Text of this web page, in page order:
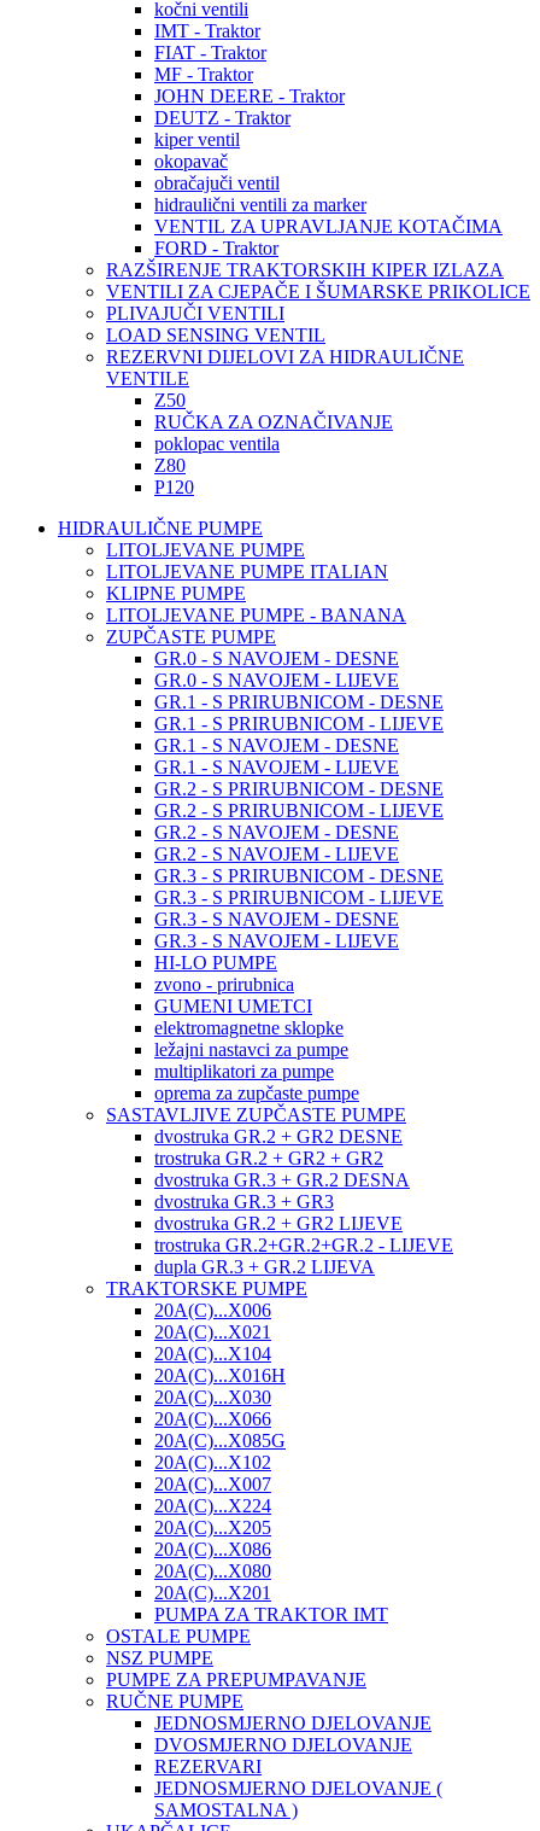
kočni ventili
IMT - Traktor
FIAT - Traktor
MF - Traktor
JOHN DEERE - Traktor
DEUTZ - Traktor
kiper ventil
okopavač
obračajuči ventil
hidraulični ventili za marker
VENTIL ZA UPRAVLJANJE KOTAČIMA
FORD - Traktor
RAZŠIRENJE TRAKTORSKIH KIPER IZLAZA
VENTILI ZA CJEPAČE I ŠUMARSKE PRIKOLICE
PLIVAJUČI VENTILI
LOAD SENSING VENTIL
REZERVNI DIJELOVI ZA HIDRAULIČNE
VENTILE
Z50
RUČKA ZA OZNAČIVANJE
poklopac ventila
Z80
P120
HIDRAULIČNE PUMPE
LITOLJEVANE PUMPE
LITOLJEVANE PUMPE ITALIAN
KLIPNE PUMPE
LITOLJEVANE PUMPE - BANANA
ZUPČASTE PUMPE
GR.0 - S NAVOJEM - DESNE
GR.0 - S NAVOJEM - LIJEVE
GR.1 - S PRIRUBNICOM - DESNE
GR.1 - S PRIRUBNICOM - LIJEVE
GR.1 - S NAVOJEM - DESNE
GR.1 - S NAVOJEM - LIJEVE
GR.2 - S PRIRUBNICOM - DESNE
GR.2 - S PRIRUBNICOM - LIJEVE
GR.2 - S NAVOJEM - DESNE
GR.2 - S NAVOJEM - LIJEVE
GR.3 - S PRIRUBNICOM - DESNE
GR.3 - S PRIRUBNICOM - LIJEVE
GR.3 - S NAVOJEM - DESNE
GR.3 - S NAVOJEM - LIJEVE
HI-LO PUMPE
zvono - prirubnica
GUMENI UMETCI
elektromagnetne sklopke
ležajni nastavci za pumpe
multiplikatori za pumpe
oprema za zupčaste pumpe
SASTAVLJIVE ZUPČASTE PUMPE
dvostruka GR.2 + GR2 DESNE
trostruka GR.2 + GR2 + GR2
dvostruka GR.3 + GR.2 DESNA
dvostruka GR.3 + GR3
dvostruka GR.2 + GR2 LIJEVE
trostruka GR.2+GR.2+GR.2 - LIJEVE
dupla GR.3 + GR.2 LIJEVA
TRAKTORSKE PUMPE
20A(C)...X006
20A(C)...X021
20A(C)...X104
20A(C)...X016H
20A(C)...X030
20A(C)...X066
20A(C)...X085G
20A(C)...X102
20A(C)...X007
20A(C)...X224
20A(C)...X205
20A(C)...X086
20A(C)...X080
20A(C)...X201
PUMPA ZA TRAKTOR IMT
OSTALE PUMPE
NSZ PUMPE
PUMPE ZA PREPUMPAVANJE
RUČNE PUMPE
JEDNOSMJERNO DJELOVANJE
DVOSMJERNO DJELOVANJE
REZERVARI
JEDNOSMJERNO DJELOVANJE (
SAMOSTALNA )